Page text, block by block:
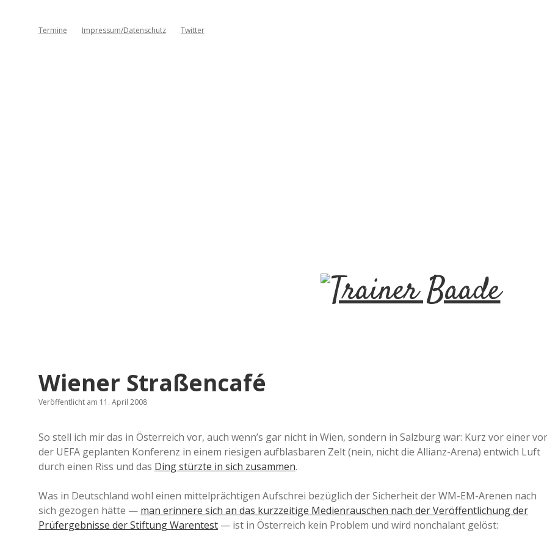
Termine Impressum/Datenschutz Twitter
T
n
r
Wiener Straßencafé
Veröffentlicht am 11. April 2008
So stell ich mir das in Österreich vor, auch wenn’s gar nicht in Wien, sondern in Salzburg war: Kurz vor einer
der UEFA geplanten Konferenz in einem riesigen aufblasbaren Zelt (nein, nicht die Allianz-Arena) entwich Luft
durch einen Riss und das Ding stürzte in sich zusammen.
Was in Deutschland wohl einen mittelprächtigen Aufschrei bezüglich der Sicherheit der WM-EM-Arenen nach
sich gezogen hätte — man erinnere sich an das kurzzeitige Medienrauschen nach der Veröffentlichung der
Prüfergebnisse der Stiftung Warentest — ist in Österreich kein Problem und wird nonchalant gelöst: